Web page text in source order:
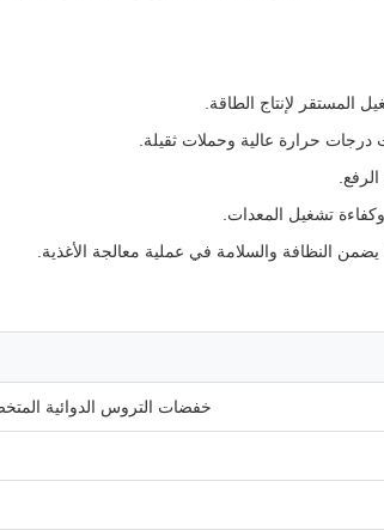
لإنتاج الطاقة.
حرارة عالية وحملات ثقيلة.
تشغيل المعدات.
النظافة والسلامة في عملية معالجة الأغذية.
خفضات التروس الدوائية